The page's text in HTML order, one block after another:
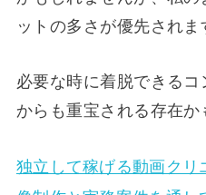
ットの多さが優先されま
必要な時に着脱できる
からも重宝される存在か
独立して稼げる動画ク